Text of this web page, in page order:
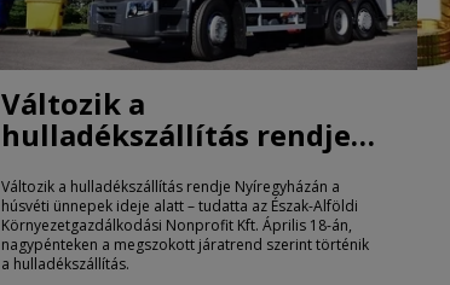
Változik a
hulladékszállítás rendje
Változik a hulladékszállítás rendje Nyíregyházán a
húsvéti ünnepek ideje alatt – tudatta az Észak-Alföldi
Környezetgazdálkodási Nonprofit Kft. Április 18-án,
nagypénteken a megszokott járatrend szerint történik
a hulladékszállítás.